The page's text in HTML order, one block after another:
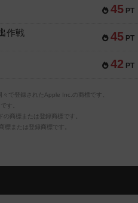
45 PT
45 PT
作戦
42 PT
で登録されたApple Inc.の商標です。
す。
商標または登録商標です。
または登録商標です。